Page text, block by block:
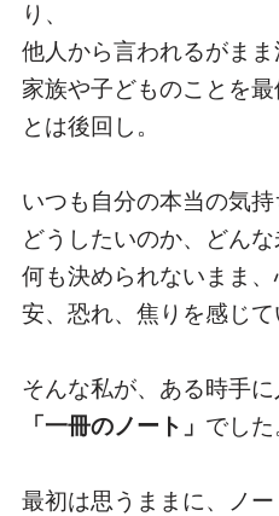
り、
他人から言われるがまま
家族や子どものことを
とは後回し。
いつも自分の本当の気持
どうしたいのか、どんな
何も決められないまま
安、恐れ、焦りを感じて
そんな私が、ある時手
「一冊のノート」 でした
最初は思うままに、ノー